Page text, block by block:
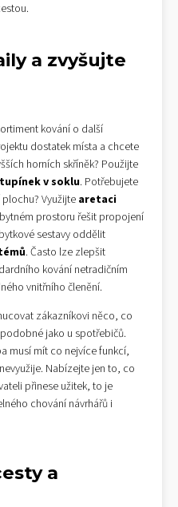
a zvyšujte
kování o další
dostatek místa a chcete
horních skříněk? Použijte
v soklu. Potřebujete
Využijte aretaci
prostoru řešit propojení
sestavy oddělit
. Často lze zlepšit
kování netradičním
vnitřního členění.
zákazníkovi něco, co
jako u spotřebičů.
musí mít co nejvíce funkcí,
Nabízejte jen to, co
přinese užitek, to je
chování návrhářů i
a